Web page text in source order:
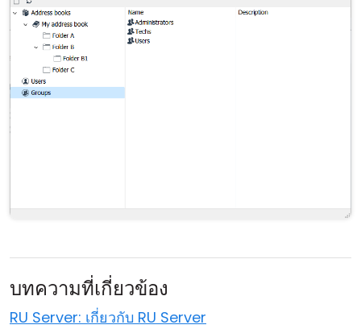
บทความที่เกี่ยวข้อง
RU Server: เกี่ยวกับ RU Server